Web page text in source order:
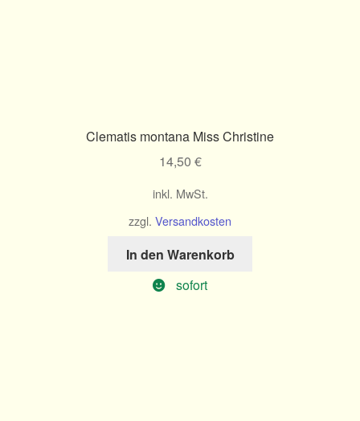
Clematis montana Miss Christine
14,50 €
inkl. MwSt.
zzgl. Versandkosten
In den Warenkorb
sofort